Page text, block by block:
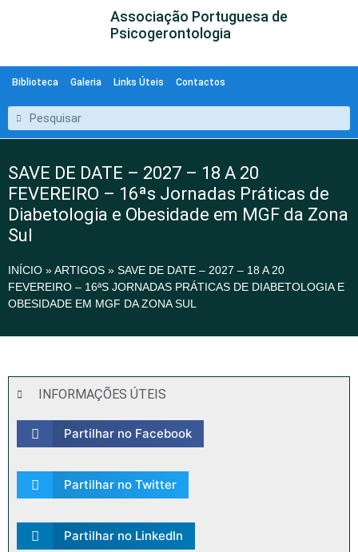
Associação Portuguesa de
Psicogerontologia
Biblioteca Galeria Links Úteis Contactos
SAVE DE DATE – 2027 – 18 A 20
FEVEREIRO – 16ªs Jornadas Práticas de
Diabetologia e Obesidade em MGF da Zona
Sul
INÍCIO »ARTIGOS » SAVE DE DATE – 2027 – 18 A 20
FEVEREIRO – 16ªS JORNADAS PRÁTICAS DE DIABETOLOGIA E
OBESIDADE EM MGF DA ZONA SUL
INFORMAÇÕES ÚTEIS
Partilhar no Facebook
Partilhar no Twitter
Partilhar no LinkedIn